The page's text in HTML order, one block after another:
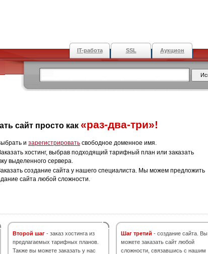
IT-работа SSL Аукцион
сайт просто как «раз-два-три»!
и зарегистрировать свободное доменное имя.
хостинг, выбрав подходящий тарифный план или заказать
выделенного сервера.
создание сайта у нашего специалиста. Мы можем предложить
сайта любой сложности.
Второй шаг - заказ хостинга из
предлагаемых тарифных планов.
Также вы можете заказать у нас
Шаг третий - создание сайта. Вы
можете заказать сайт любой
сложности, связавшись с нашим